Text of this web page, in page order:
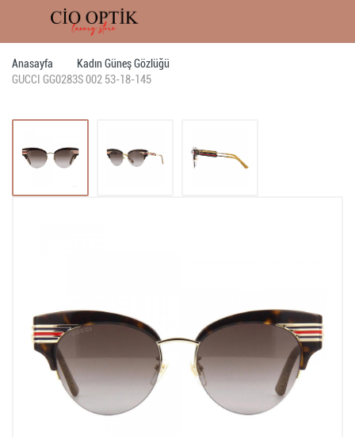
Anasayfa
Kadın Güneş Gözlüğü
GUCCI GG0283S 002 53-18-145